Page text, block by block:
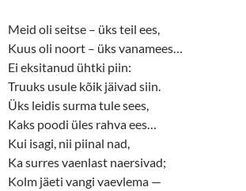
Meid oli seitse – üks teil ees,
Kuus oli noort – üks vanamees…
Ei eksitanud ühtki piin:
Truuks usule kõik jäivad siin.
Üks leidis surma tule sees,
Kaks poodi üles rahva ees…
Kui isagi, nii piinal nad,
Ka surres vaenlast naersivad;
Kolm jäeti vangi vaevlema —